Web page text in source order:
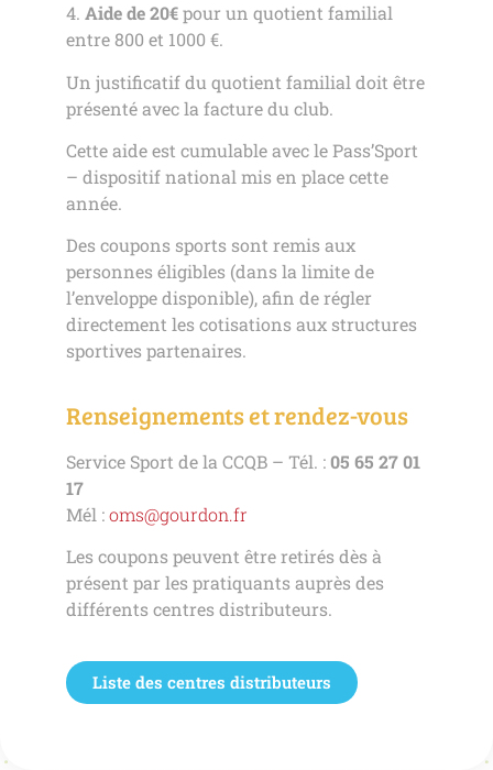
4. Aide de 20€pour un quotient familial
entre 800 et 1000 €.
Un justificatif du quotient familial doit être
présenté avec la facture du club.
Cette aide est cumulable avec le Pass’Sport
– dispositif national mis en place cette
année.
Des coupons sports sont remis aux
personnes éligibles (dans la limite de
l’enveloppe disponible), afin de régler
directement les cotisations aux structures
sportives partenaires.
Renseignements et rendez-vous
Service Sport de la CCQB – Tél. :05 65 27 01
17
Mél :oms@gourdon.fr
Les coupons peuvent être retirés dès à
présent par les pratiquants auprès des
différents centres distributeurs.
Liste des centres distributeurs